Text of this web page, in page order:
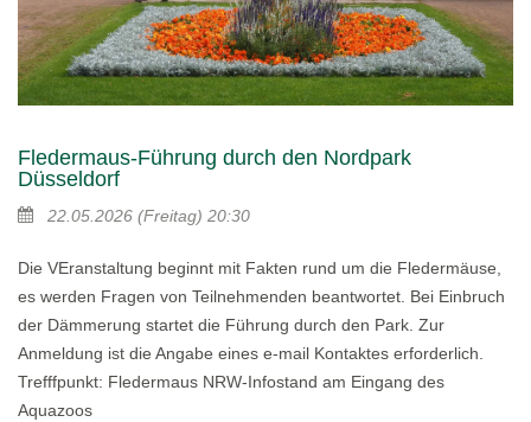
Fledermaus-Führung durch den Nordpark
Düsseldorf
22.05.2026 (Freitag) 20:30
Die VEranstaltung beginnt mit Fakten rund um die Fledermäuse,
es werden Fragen von Teilnehmenden beantwortet. Bei Einbruch
der Dämmerung startet die Führung durch den Park. Zur
Anmeldung ist die Angabe eines e-mail Kontaktes erforderlich.
Trefffpunkt: Fledermaus NRW-Infostand am Eingang des
Aquazoos